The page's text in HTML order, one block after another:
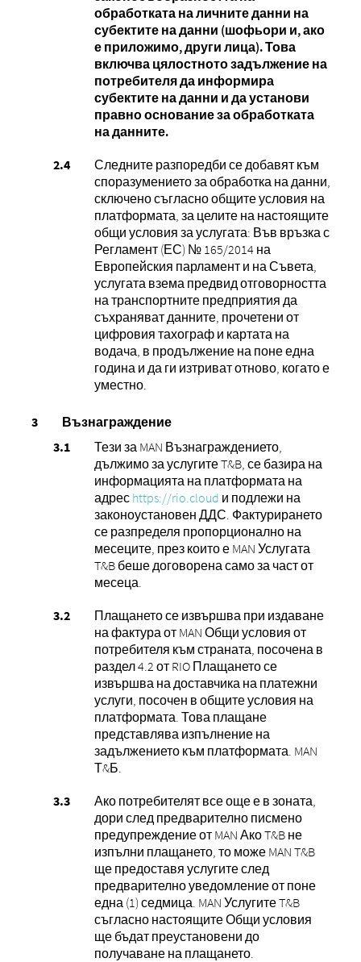
обработката на личните данни на
субектите на данни (шофьори и, ако
е приложимо, други лица). Това
включва цялостното задължение на
потребителя да информира
субектите на данни и да установи
правно основание за обработката
на данните.
Следните разпоредби се добавят към
споразумението за обработка на данни,
сключено съгласно общите условия на
платформата, за целите на настоящите
общи условия за услугата: Във връзка с
Регламент (ЕС) № 165/2014 на
Европейския парламент и на Съвета,
услугата взема предвид отговорността
на транспортните предприятия да
съхраняват данните, прочетени от
цифровия тахограф и картата на
водача, в продължение на поне една
година и да ги изтриват отново, когато е
уместно.
Възнаграждение
Тези за MAN Възнаграждението,
дължимо за услугите T&B, се базира на
информацията на платформата на
адрес https://rio.cloud и подлежи на
законоустановен ДДС. Фактурирането
се разпределя пропорционално на
месеците, през които е MAN Услугата
T&B беше договорена само за част от
месеца.
Плащането се извършва при издаване
на фактура от MAN Общи условия от
потребителя към страната, посочена в
раздел 4.2 от RIO Плащането се
извършва на доставчика на платежни
услуги, посочен в общите условия на
платформата. Това плащане
представлява изпълнение на
задължението към платформата. MAN
Т&Б.
Ако потребителят все още е в зоната,
дори след предварително писмено
предупреждение от MAN Ако T&B не
изпълни плащането, то може MAN T&B
ще предоставя услугите след
предварително уведомление от поне
една (1) седмица. MAN Услугите T&B
съгласно настоящите Общи условия
ще бъдат преустановени до
получаване на плащането.